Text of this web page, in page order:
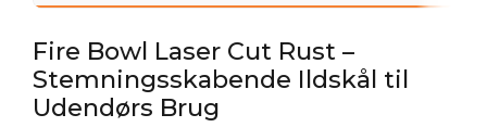
Fire Bowl Laser Cut Rust –
Stemningsskabende Ildskål til
Udendørs Brug